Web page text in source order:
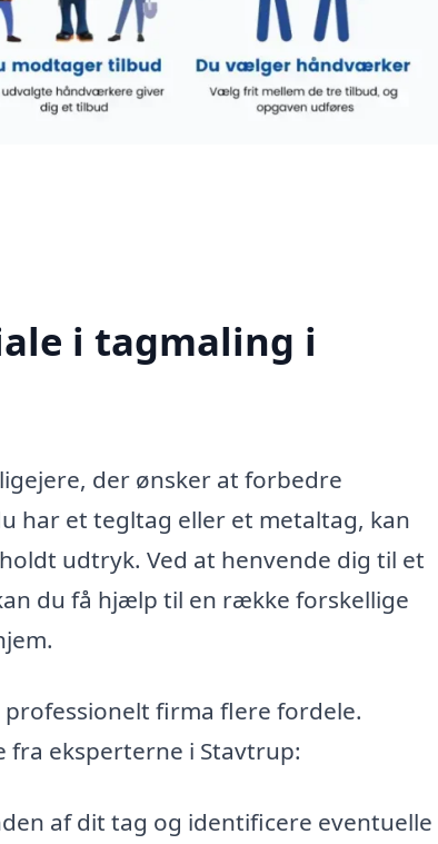
i tagmaling i
der ønsker at forbedre
har et tegltag eller et metaltag, kan
udtryk. Ved at henvende dig til et
du få hjælp til en række forskellige
firma flere fordele.
fra eksperterne i Stavtrup:
af dit tag og identificere eventuelle